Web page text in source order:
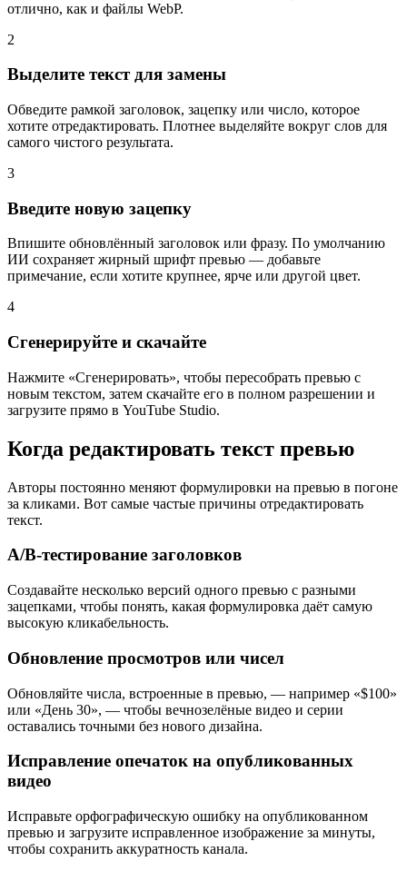
отлично, как и файлы WebP.
2
Выделите текст для замены
Обведите рамкой заголовок, зацепку или число, которое
хотите отредактировать. Плотнее выделяйте вокруг слов для
самого чистого результата.
3
Введите новую зацепку
Впишите обновлённый заголовок или фразу. По умолчанию
ИИ сохраняет жирный шрифт превью — добавьте
примечание, если хотите крупнее, ярче или другой цвет.
4
Сгенерируйте и скачайте
Нажмите «Сгенерировать», чтобы пересобрать превью с
новым текстом, затем скачайте его в полном разрешении и
загрузите прямо в YouTube Studio.
Когда редактировать текст превью
Авторы постоянно меняют формулировки на превью в погоне
за кликами. Вот самые частые причины отредактировать
текст.
A/B-тестирование заголовков
Создавайте несколько версий одного превью с разными
зацепками, чтобы понять, какая формулировка даёт самую
высокую кликабельность.
Обновление просмотров или чисел
Обновляйте числа, встроенные в превью, — например «$100»
или «День 30», — чтобы вечнозелёные видео и серии
оставались точными без нового дизайна.
Исправление опечаток на опубликованных
видео
Исправьте орфографическую ошибку на опубликованном
превью и загрузите исправленное изображение за минуты,
чтобы сохранить аккуратность канала.